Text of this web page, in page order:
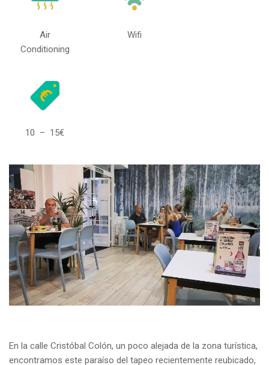
Air
Conditioning
Wifi
10 – 15€
En la calle Cristóbal Colón, un poco alejada de la zona turística,
encontramos este paraíso del tapeo recientemente reubicado,